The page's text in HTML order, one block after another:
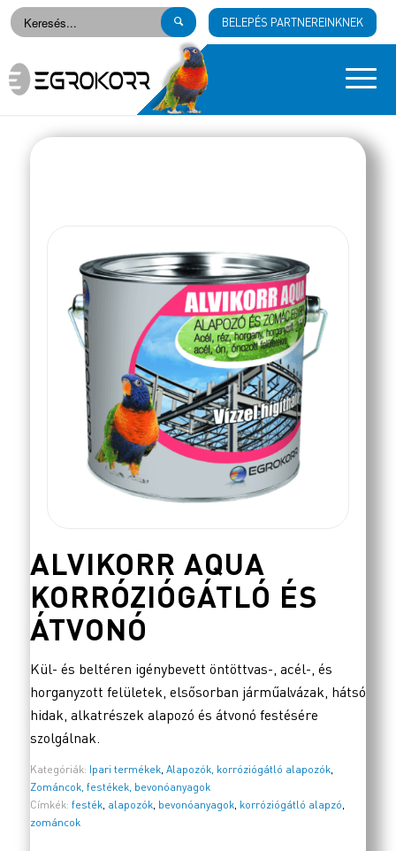
BELEPÉS PARTNEREINKNEK
ALVIKORR AQUA
KORRÓZIÓGÁTLÓ ÉS
ÁTVONÓ
Kül- és beltéren igénybevett öntöttvas-, acél-, és
horganyzott felületek, elsősorban járműalvázak, hátsó
hidak, alkatrészek alapozó és átvonó festésére
szolgálnak.
Kategóriák: Ipari termékek, Alapozók, korróziógátló alapozók,
Zománcok, festékek, bevonóanyagok
Címkék: festék, alapozók, bevonóanyagok, korróziógátló alapzó,
zománcok